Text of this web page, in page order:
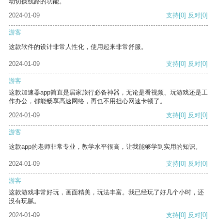
2024-01-09
支持[0] 反对[0]
游客
这款软件的设计非常人性化，使用起来非常舒服。
2024-01-09 支持[0] 反对[0]
游客
这款加速器app简直是居家旅行必备神器，无论是看视频、玩游戏还是工
作办公，都能畅享高速网络，再也不用担心网速卡顿了。
2024-01-09
支持[0] 反对[0]
游客
这款app的老师非常专业，教学水平很高，让我能够学到实用的知识。
2024-01-09 支持[0] 反对[0]
游客
这款游戏非常好玩，画面精美，玩法丰富。我已经玩了好几个小时，还
没有玩腻。
2024-01-09
支持[0] 反对[0]